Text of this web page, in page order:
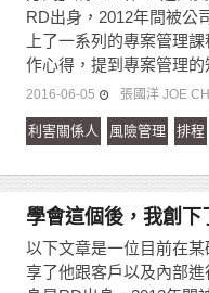
RD出身，2012年間被公
上了一系列的專案管理
作心得，提到專案管理的
2016-06-05 張國洋 JOE
利害關係人 風險管理 排程
學會這個後，我創
以下文章是一位目前在
享了他跟客戶以及內部